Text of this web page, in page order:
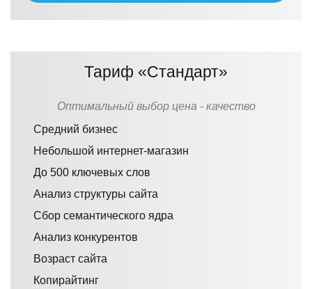
Тариф «Стандарт»
Оптимальный выбор цена - качество
Средний бизнес
Небольшой интернет-магазин
До 500 ключевых слов
Анализ структуры сайта
Сбор семантического ядра
Анализ конкурентов
Возраст сайта
Копирайтинг